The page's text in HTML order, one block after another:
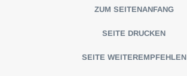
ZUM SEITENANFANG
SEITE DRUCKEN
SEITE WEITEREMPFEHLEN